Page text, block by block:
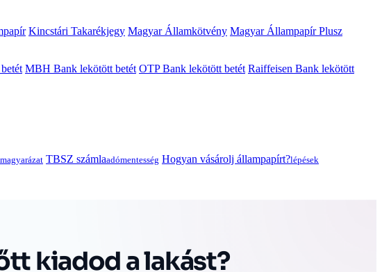
Kincstári Takarékjegy Magyar Államkötvény Magyar Állampapír Plusz
MBH Bank lekötött betét OTP Bank lekötött betét Raiffeisen Bank lekötött
magyarázat TBSZ számlaadómentesség Hogyan vásárolj állampapírt?lépések
kiadod a lakást?